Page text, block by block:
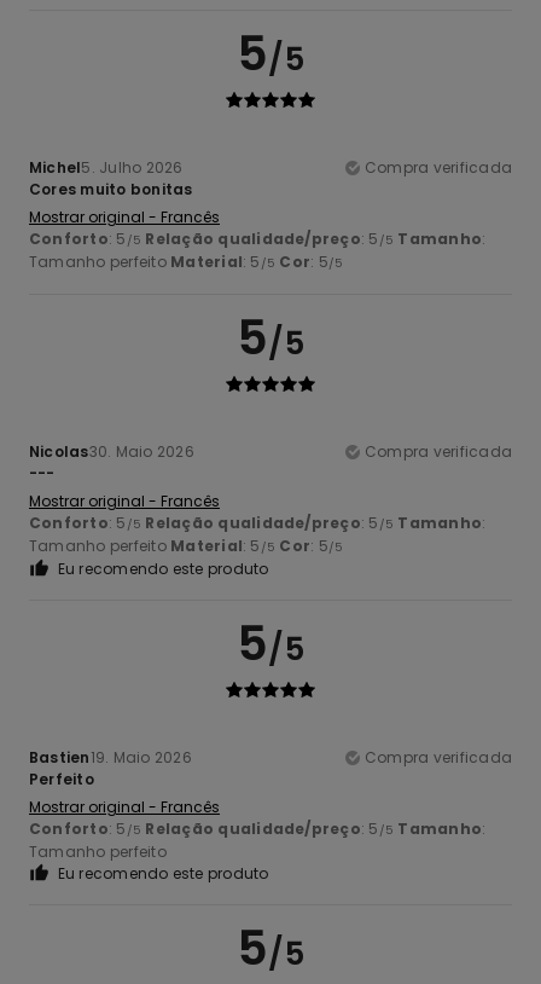
5/5
Michel5. Julho 2026
Compra verificada
Cores muito bonitas
Mostrar original - Francês
Conforto: 5 /5 Relação qualidade/preço: 5 /5 Tamanho:
Tamanho perfeito Material: 5 /5 Cor: 5/5
5/5
Nicolas30. Maio 2026
Compra verificada
---
Mostrar original - Francês
Conforto: 5 /5 Relação qualidade/preço: 5 /5 Tamanho:
Tamanho perfeito Material: 5 /5 Cor: 5/5
Eu recomendo este produto
5/5
Bastien19. Maio 2026
Compra verificada
Perfeito
Mostrar original - Francês
Conforto: 5 /5 Relação qualidade/preço: 5 /5 Tamanho:
Tamanho perfeito
Eu recomendo este produto
5/5